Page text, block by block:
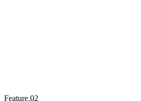
Feature.02